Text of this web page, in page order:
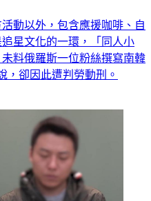
動以外，包含應援咖啡、自
星文化的一環，「同人小
料俄羅斯一位粉絲撰寫南韓
，卻因此遭判勞動刑。